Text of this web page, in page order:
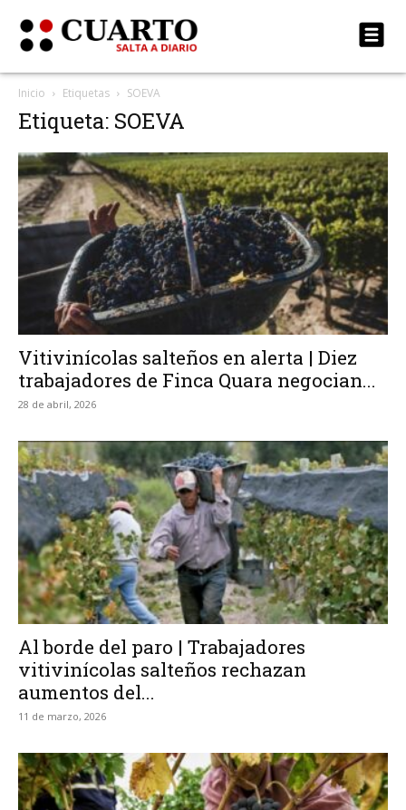
Inicio Etiquetas SOEVA
Etiqueta: SOEVA
Vitivinícolas salteños en alerta | Diez
trabajadores de Finca Quara negocian...
28 de abril, 2026
Al borde del paro | Trabajadores
vitivinícolas salteños rechazan
aumentos del...
11 de marzo, 2026